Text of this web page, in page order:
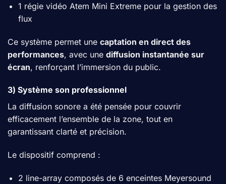
1 régie vidéo Atem Mini Extreme pour la gestion des
flux
Ce système permet une captation en direct des
performances, avec une diffusion instantanée sur
écran, renforçant l’immersion du public.
3) Système son professionnel
La diffusion sonore a été pensée pour couvrir
efficacement l’ensemble de la zone, tout en
garantissant clarté et précision.
Le dispositif comprend :
2 line-array composés de 6 enceintes Meyersound